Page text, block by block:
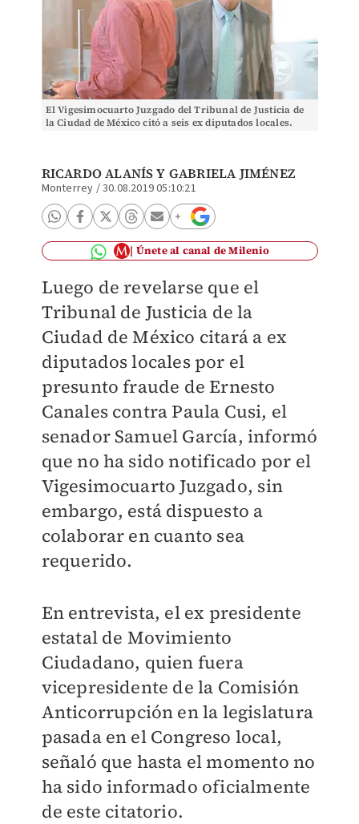
El Vigesimocuarto Juzgado del Tribunal de Justicia de
la Ciudad de México citó a seis ex diputados locales.
RICARDO ALANÍS Y GABRIELA JIMÉNEZ
Monterrey /30.08.2019 05:10:21
Únete al canal de Milenio
Luego de revelarse que el
Tribunal de Justicia de la
Ciudad de México citará a ex
diputados locales por el
presunto fraude de Ernesto
Canales contra Paula Cusi, el
senador Samuel García, informó
que no ha sido notificado por el
Vigesimocuarto Juzgado, sin
embargo, está dispuesto a
colaborar en cuanto sea
requerido.
En entrevista, el ex presidente
estatal de Movimiento
Ciudadano, quien fuera
vicepresidente de la Comisión
Anticorrupción en la legislatura
pasada en el Congreso local,
señaló que hasta el momento no
ha sido informado oficialmente
de este citatorio.